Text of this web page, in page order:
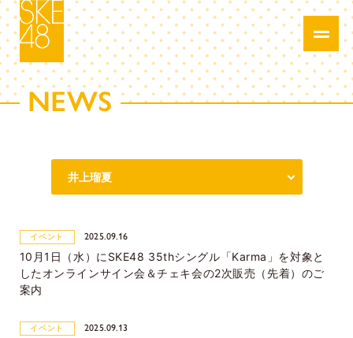
NEWS
イベント 2025.09.16
10月1日（水）にSKE48 35thシングル「Karma」を対象と
したオンラインサイン会＆チェキ会の2次販売（先着）のご
案内
イベント 2025.09.13